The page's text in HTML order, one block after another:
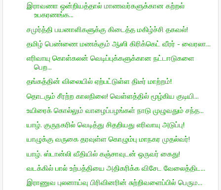
இராவணா ஒன்றியத்தால் மாணவர்களுக்கான கற்றல்
உபகரணங்க...
சமுர்த்தி பயனாளிகளுக்கு கிடைத்த மகிழ்ச்சி தகவல்!
தமிழ் பெண்ணை மணக்கும் ஆஸி கிரிக்கெட் வீரர் - வைரலா...
எரிவாயு கொள்கலன் வெடிப்புக்களுக்கான நட்டஈடுகளை
பெற...
தங்கத்தின் விலையில் ஏற்பட்டுள்ள திடீர் மாற்றம்!
தொடரும் சீரற்ற காலநிலை! வெள்ளத்தில் மூழ்கிய குடியி...
உயிரைக் கொல்லும் வாழைப்பழங்கள் நாடு முழுவதும் சந்த...
யாழ். குருநகரில் வெடித்து சிதறியது எரிவாயு அடுப்பு!
யாழுக்கு வருகை தரவுள்ள கொழும்பு மாநகர முதல்வர்!
யாழ். ஸ்டான்லி வீதியில் கஞ்சாவுடன் ஒருவர் கைது!
வடக்கில் பால் உற்பத்தியை அதிகரிக்க விசேட வேலைத்திட...
இராணுவ புலனாய்வு பிரிவினரின் சுற்றிவளைப்பில் பெரும...